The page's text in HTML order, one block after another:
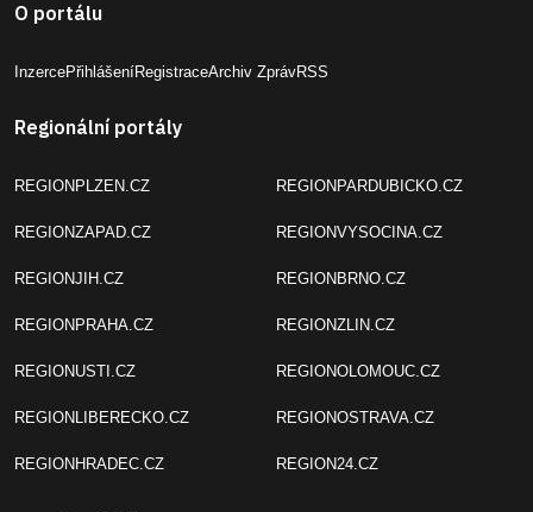
O portálu
InzercePřihlášeníRegistraceArchiv ZprávRSS
Regionální portály
REGIONPLZEN.CZ
REGIONZAPAD.CZ
REGIONJIH.CZ
REGIONPRAHA.CZ
REGIONUSTI.CZ
REGIONLIBERECKO.CZ
REGIONHRADEC.CZ
REGIONPARDUBICKO.CZ
REGIONVYSOCINA.CZ
REGIONBRNO.CZ
REGIONZLIN.CZ
REGIONOLOMOUC.CZ
REGIONOSTRAVA.CZ
REGION24.CZ